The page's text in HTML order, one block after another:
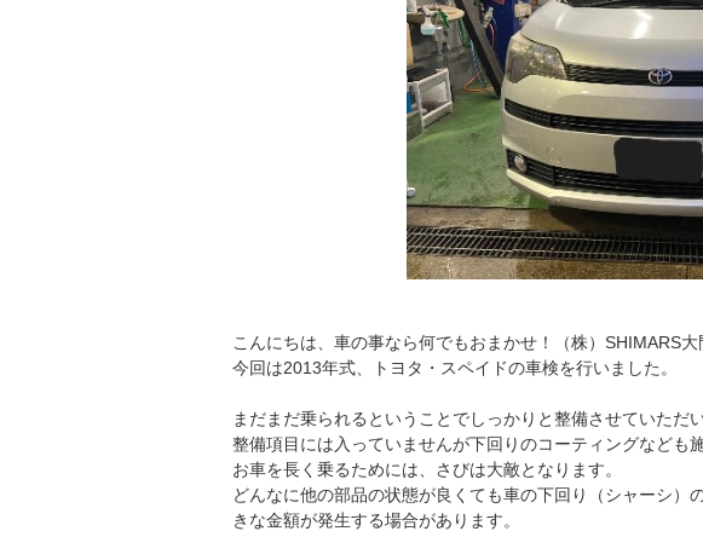
こんにちは、車の事なら何でもおまかせ！（株）SHIMARS大
今回は2013年式、トヨタ・スペイドの車検を行いました。
まだまだ乗られるということでしっかりと整備させていただ
整備項目には入っていませんが下回りのコーティングなども
お車を長く乗るためには、さびは大敵となります。
どんなに他の部品の状態が良くても車の下回り（シャーシ
きな金額が発生する場合があります。